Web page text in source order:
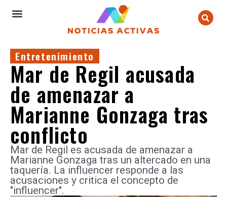
Entretenimiento
Mar de Regil acusada
de amenazar a
Marianne Gonzaga tras
conflicto
Mar de Regil es acusada de amenazar a
Marianne Gonzaga tras un altercado en una
taquería. La influencer responde a las
acusaciones y critica el concepto de
"influencer".